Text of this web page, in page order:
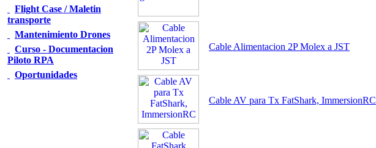
Flight Case / Maletin
transporte
Mantenimiento Drones
Curso - Documentacion
Piloto RPA
Oportunidades
Cable Alimentacion 2P Molex a JST
Cable AV para Tx FatShark, ImmersionRC